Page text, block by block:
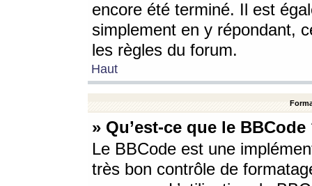
encore été terminé. Il est
simplement en y répondant,
les règles du forum.
Haut
» Qu’est-ce que le BBCode
Le BBCode est une
très bon contrôle de